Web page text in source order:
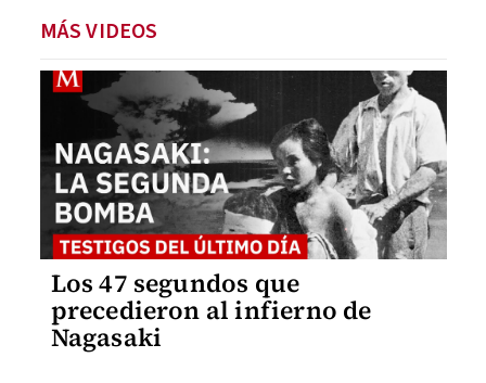
MÁS VIDEOS
Los 47 segundos que
precedieron al infierno de
Nagasaki